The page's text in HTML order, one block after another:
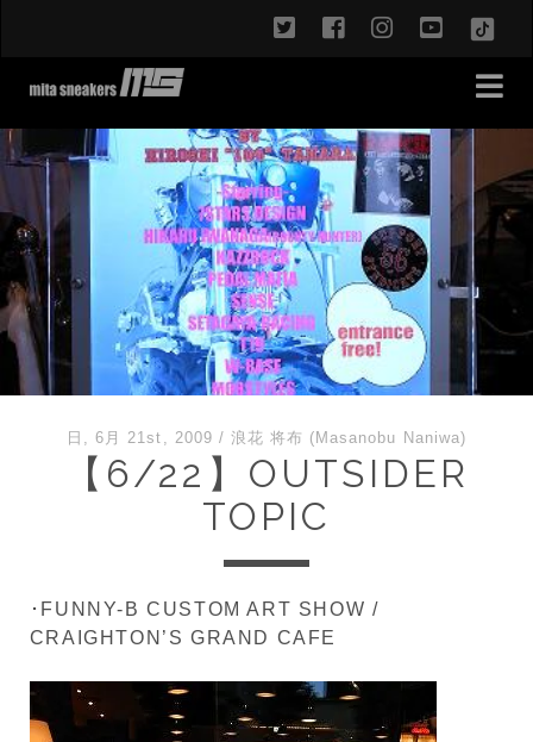
twitterfacebookinstagram
日, 6月 21st, 2009 / 浪花 将布 (Masanobu Naniwa)
【6/22】OUTSIDER
TOPIC
･FUNNY-B CUSTOM ART SHOW /
CRAIGHTON’S GRAND CAFE